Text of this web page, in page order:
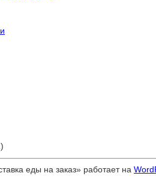
еды на заказ» работает на